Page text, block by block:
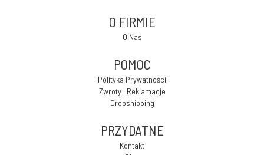
O FIRMIE
O Nas
POMOC
Polityka Prywatności
Zwroty i Reklamacje
Dropshipping
PRZYDATNE
Kontakt